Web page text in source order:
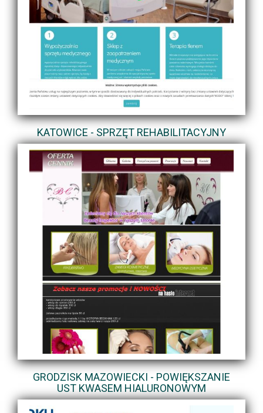
KATOWICE - SPRZĘT REHABILITACYJNY
GRODZISK MAZOWIECKI - POWIĘKSZANIE
UST KWASEM HIALURONOWYM